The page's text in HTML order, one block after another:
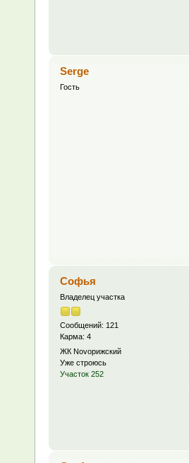
Serge
Гость
Софья
Владелец участка
Сообщений: 121
Карма: 4
ЖК Novoрижский
Уже строюсь
Участок 252